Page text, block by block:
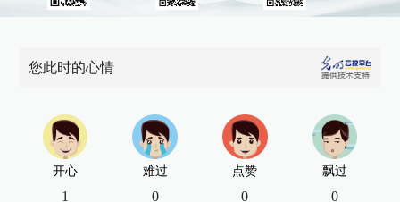
您此时的心情
开心
1
难过
0
点赞
0
飘过
0